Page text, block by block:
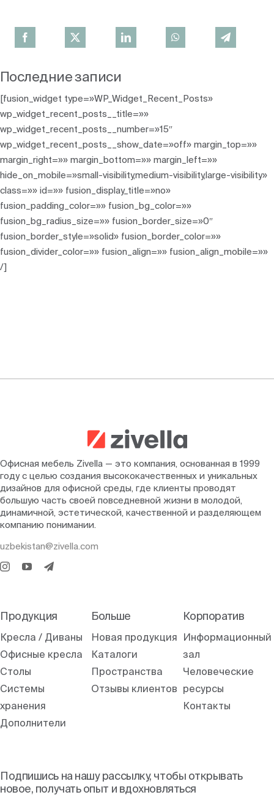
Последние записи
[fusion_widget type=»WP_Widget_Recent_Posts»
wp_widget_recent_posts__title=»»
wp_widget_recent_posts__number=»15″
wp_widget_recent_posts__show_date=»off» margin_top=»»
margin_right=»» margin_bottom=»» margin_left=»»
hide_on_mobile=»small-visibility,medium-visibility,large-visibility»
class=»» id=»» fusion_display_title=»no»
fusion_padding_color=»» fusion_bg_color=»»
fusion_bg_radius_size=»» fusion_border_size=»0″
fusion_border_style=»solid» fusion_border_color=»»
fusion_divider_color=»» fusion_align=»» fusion_align_mobile=»»
/]
Офисная мебель Zivella — это компания, основанная в 1999
году с целью создания высококачественных и уникальных
дизайнов для офисной среды, где клиенты проводят
большую часть своей повседневной жизни в молодой,
динамичной, эстетической, качественной и разделяющем
компанию понимании.
uzbekistan@zivella.com
Продукция
Кресла / Диваны
Офисные кресла
Столы
Системы
хранения
Дополнители
Больше
Новая продукция
Каталоги
Пространства
Отзывы клиентов
Корпоратив
Информационный
зал
Человеческие
ресурсы
Контакты
Подпишись на нашу рассылку, чтобы открывать
новое, получать опыт и вдохновляться